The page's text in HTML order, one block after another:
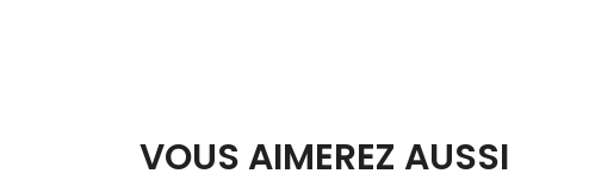
VOUS AIMEREZ AUSSI